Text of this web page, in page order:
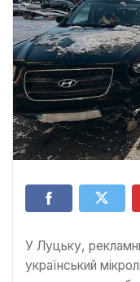
У Луцьку,
український